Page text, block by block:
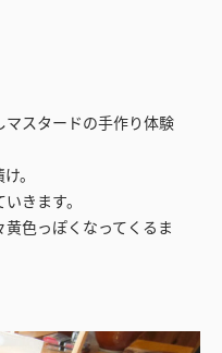
スタードの手作り体験
。
きます。
色っぽくなってくるま